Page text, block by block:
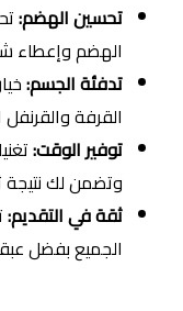
تحسين الهضم:
الهضم وإعطاء
تدفئة الجسم:
القرفة
توفير الوقت:
وتضمن لك
ثقة في التقديم:
الجميع بفضل